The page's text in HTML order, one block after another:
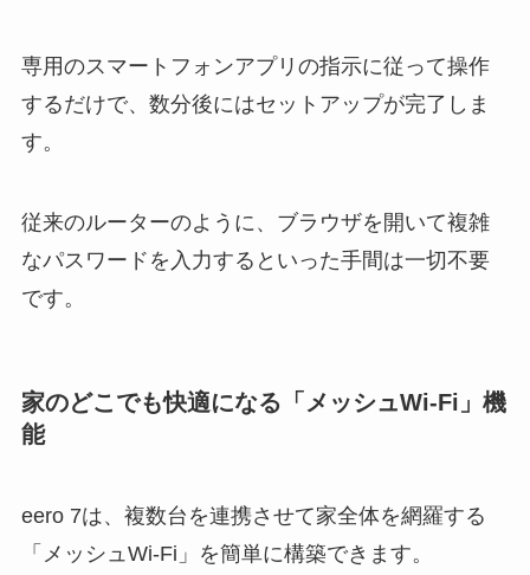
専用のスマートフォンアプリの指示に従って操作
するだけで、数分後にはセットアップが完了しま
す。
従来のルーターのように、ブラウザを開いて複雑
なパスワードを入力するといった手間は一切不要
です。
家のどこでも快適になる「メッシュWi-Fi」機
能
eero 7は、複数台を連携させて家全体を網羅する
「メッシュWi-Fi」を簡単に構築できます。